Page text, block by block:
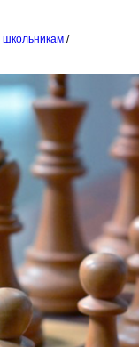
школьникам /